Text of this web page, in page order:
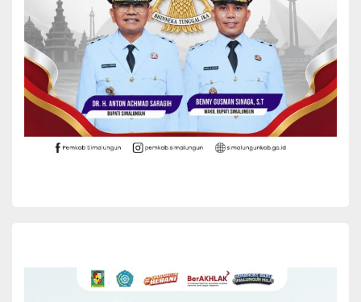
disampaikan demi mendukung peningkatan produktivitas
pertanian di Kabupaten Simalungun.
Sementara itu, Bupati Simalungun, Dr. H. Anton Achmad Saragih,
menyampaikan terima kasih dan apresiasi atas perhatian
pemerintah pusat terhadap sektor pertanian serta dukungannya
terhadap program swasembada dan ketahanan pangan nasional.
Menurut Bupati Simalungun, PENAS XVII merupakan momentum
dan UMKM pada PENAS XVII Tahun 2026.